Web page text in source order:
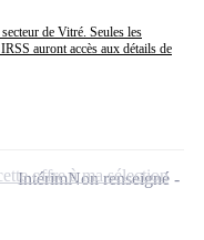
de Vitré. Seules les
auront accès aux détails de
IntérimNon renseigné
offre à ma sélection